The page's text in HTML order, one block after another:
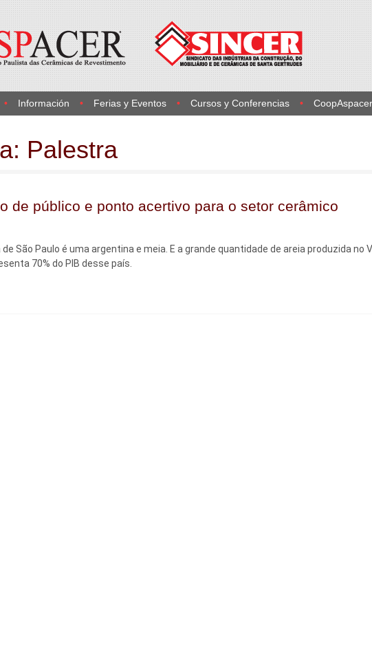
Información Ferias y Eventos Cursos y Conferencias CoopAspacer
Palestra
de público e ponto acertivo para o setor cerâmico
São Paulo é uma argentina e meia. E a grande quantidade de areia produzida no
70% do PIB desse país.